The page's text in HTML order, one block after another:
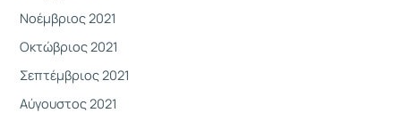
Νοέμβριος 2021
Οκτώβριος 2021
Σεπτέμβριος 2021
Αύγουστος 2021